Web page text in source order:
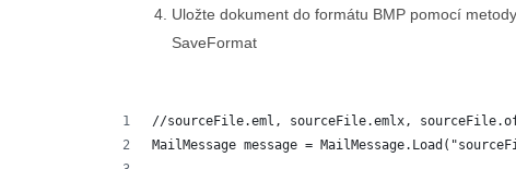
Uložte dokument do formátu BMP pomocí metody
SaveFormat
//sourceFile.eml, sourceFile.emlx,
MailMessage message =